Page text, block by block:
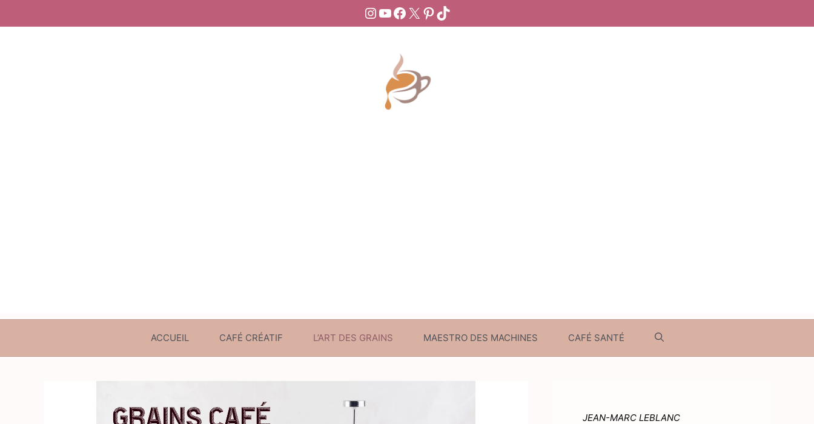
Instagram
YouTube
Facebook
X Pinterest
TikTok
ACCUEIL CAFÉ CRÉATIF L’ART DES GRAINS MAESTRO DES MACHINES CAFÉ SANTÉ
JEAN-MARC LEBLANC